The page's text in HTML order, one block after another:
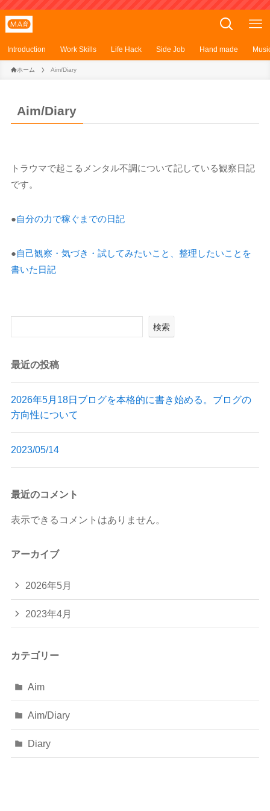
Introduction Work Skills Life Hack Side Job Hand made
ホーム Aim/Diary
Aim/Diary
トラウマで起こるメンタル不調について記している観察日記
です。
●自分の力で稼ぐまでの日記
●自己観察・気づき・試してみたいこと、整理したいことを
書いた日記
検索
最近の投稿
2026年5月18日ブログを本格的に書き始める。ブログの
方向性について
2023/05/14
最近のコメント
表示できるコメントはありません。
アーカイブ
2026年5月
2023年4月
カテゴリー
Aim
Aim/Diary
Diary